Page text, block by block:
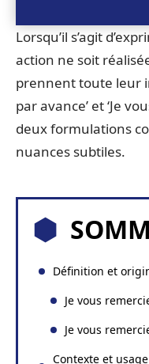
Lorsqu’il s’agit
action ne soit
prennent toute leur
par avance’ et ‘Je
deux formulations
nuances subtiles.
Définition et
Je vous
Je vous
Contexte et